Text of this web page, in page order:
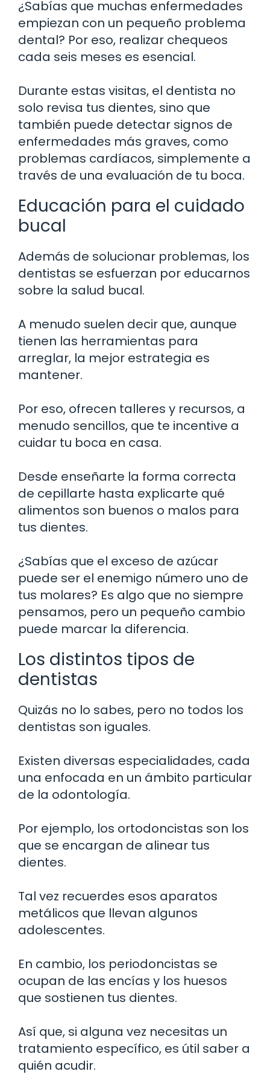
¿Sabías que muchas enfermedades
empiezan con un pequeño problema
dental? Por eso, realizar chequeos
cada seis meses es esencial.
Durante estas visitas, el dentista no
solo revisa tus dientes, sino que
también puede detectar signos de
enfermedades más graves, como
problemas cardíacos, simplemente a
través de una evaluación de tu boca.
Educación para el cuidado
bucal
Además de solucionar problemas, los
dentistas se esfuerzan por educarnos
sobre la salud bucal.
A menudo suelen decir que, aunque
tienen las herramientas para
arreglar, la mejor estrategia es
mantener.
Por eso, ofrecen talleres y recursos, a
menudo sencillos, que te incentive a
cuidar tu boca en casa.
Desde enseñarte la forma correcta
de cepillarte hasta explicarte qué
alimentos son buenos o malos para
tus dientes.
¿Sabías que el exceso de azúcar
puede ser el enemigo número uno de
tus molares? Es algo que no siempre
pensamos, pero un pequeño cambio
puede marcar la diferencia.
Los distintos tipos de
dentistas
Quizás no lo sabes, pero no todos los
dentistas son iguales.
Existen diversas especialidades, cada
una enfocada en un ámbito particular
de la odontología.
Por ejemplo, los ortodoncistas son los
que se encargan de alinear tus
dientes.
Tal vez recuerdes esos aparatos
metálicos que llevan algunos
adolescentes.
En cambio, los periodoncistas se
ocupan de las encías y los huesos
que sostienen tus dientes.
Así que, si alguna vez necesitas un
tratamiento específico, es útil saber a
quién acudir.